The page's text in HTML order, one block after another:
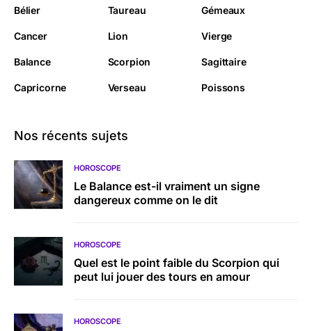
Bélier Taureau Gémeaux
Cancer Lion Vierge
Balance Scorpion Sagittaire
Capricorne Verseau Poissons
Nos récents sujets
HOROSCOPE
Le Balance est-il vraiment un signe
dangereux comme on le dit
HOROSCOPE
Quel est le point faible du Scorpion qui
peut lui jouer des tours en amour
HOROSCOPE